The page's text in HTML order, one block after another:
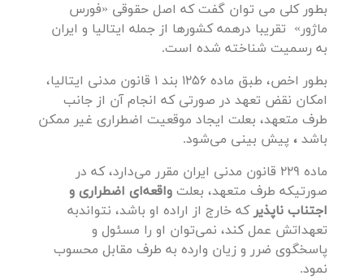
بطور کلی می توان گفت که اصل حقوقی «فورس
ماژور» تقریبا درهمه کشورها از جمله ایتالیا و ایران
به رسمیت شناخته شده است.
بطور اخص، طبق ماده 1256 بند 1 قانون مدنی ایتالیا،
امکان نقض تعهد در صورتی که انجام آن از جانب
طرف متعهد، بعلت ایجاد موقعیت اضطراری غیر ممکن
باشد ، پیش بینی می‌شود.
ماده 229 قانون مدنی ایران مقرر می‌دارد، که در
صورتیکه طرف متعهد، بعلت واقعه‌ای اضطراری و
اجتناب ناپذیر که خارج از اراده او باشد، نتواندبه
تعهداتش عمل کند، نمی‌توان او را مسئول و
پاسخگوی ضرر و زیان وارده به طرف مقابل محسوب
نمود.